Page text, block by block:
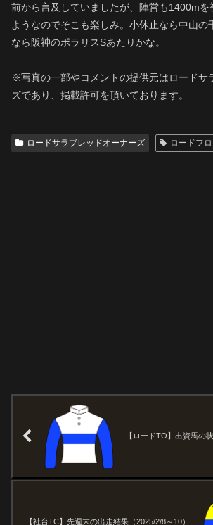
前から言及していましたが、陣営も1400mを
ようなのでそこも楽しみ。小休止なら中山の
なら阪神のポラリスSあたりかな。
※写真の一部やコメントの提供元はロードサ
ズであり、掲載許可を頂いております。
ロードサラブレッドオーナーズ ロードフ
【ロードTO】出資馬の
【社台TC】先週末の出走結果（2025/2/8～10）